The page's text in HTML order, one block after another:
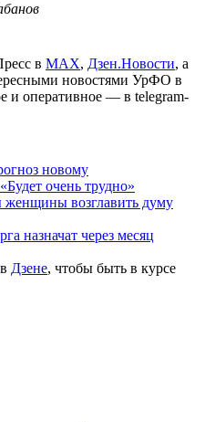
в МАХ, Дзен.Новости, а
новостями УрФО в
и оперативное — в telegram-
новому
очень трудно»
возглавить думу
назначат через месяц
Дзене, чтобы быть в курсе